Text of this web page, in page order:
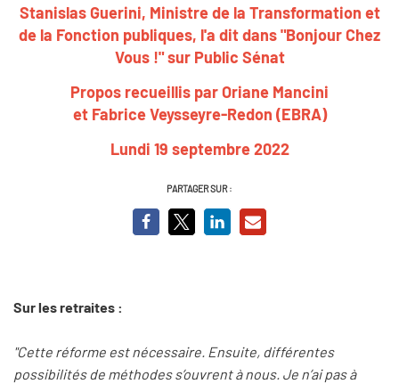
Stanislas Guerini, Ministre de la Transformation et
de la Fonction publiques, l'a dit dans "Bonjour Chez
Vous !" sur Public Sénat
Propos recueillis par Oriane Mancini
et Fabrice Veysseyre-Redon (EBRA)
Lundi 19 septembre 2022
PARTAGER SUR :
Sur les retraites :
"Cette réforme est nécessaire. Ensuite, différentes
possibilités de méthodes s’ouvrent à nous. Je n’ai pas à